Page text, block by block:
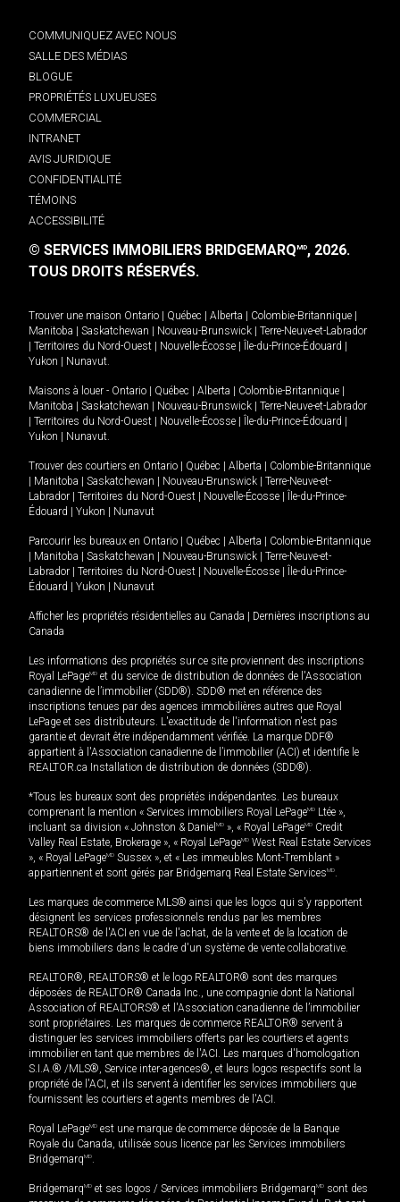
COMMUNIQUEZ AVEC NOUS
SALLE DES MÉDIAS
BLOGUE
PROPRIÉTÉS LUXUEUSES
COMMERCIAL
INTRANET
AVIS JURIDIQUE
CONFIDENTIALITÉ
TÉMOINS
ACCESSIBILITÉ
© SERVICES IMMOBILIERS BRIDGEMARQMD, 2026.
TOUS DROITS RÉSERVÉS.
Trouver une maison Ontario Québec Alberta Colombie-Britannique
Manitoba
Saskatchewan Nouveau-Brunswick
Terre-Neuve-et-Labrador
Territoires du Nord-Ouest Nouvelle-Écosse Île-du-Prince-Édouard
Yukon
Nunavut.
Maisons à louer - Ontario Québec Alberta Colombie-Britannique
Manitoba
Saskatchewan Nouveau-Brunswick
Terre-Neuve-et-Labrador
Territoires du Nord-Ouest Nouvelle-Écosse Île-du-Prince-Édouard
Yukon
Nunavut.
Trouver des courtiers en Ontario Québec Alberta
Colombie-Britannique
Manitoba Saskatchewan Nouveau-Brunswick
Terre-Neuve-et-
Labrador
Territoires du Nord-Ouest Nouvelle-Écosse
Île-du-Prince-
Édouard
Yukon Nunavut
Parcourir les bureaux en Ontario Québec Alberta
Colombie-Britannique
Manitoba Saskatchewan Nouveau-Brunswick
Terre-Neuve-et-
Labrador
Territoires du Nord-Ouest Nouvelle-Écosse
Île-du-Prince-
Édouard
Yukon Nunavut
Afficher les propriétés résidentielles au Canada
Dernières inscriptions au
Canada
Les informations des propriétés sur ce site proviennent des inscriptions
Royal LePageMD et du service de distribution de données de l'Association
canadienne de l’immobilier (SDD®). SDD® met en référence des
inscriptions tenues par des agences immobilières autres que Royal
LePage et ses distributeurs. L'exactitude de l'information n'est pas
garantie et devrait être indépendamment vérifiée. La marque DDF®
appartient à l'Association canadienne de l’immobilier (ACI) et identifie le
REALTOR.ca Installation de distribution de données (SDD®).
*Tous les bureaux sont des propriétés indépendantes. Les bureaux
comprenant la mention « Services immobiliers Royal LePageMD Ltée »,
incluant sa division « Johnston & Daniel MD », « Royal LePageMD Credit
Valley Real Estate, Brokerage », « Royal LePageMD West Real Estate Services
», « Royal LePageMD Sussex », et « Les immeubles Mont-Tremblant »
appartiennent et sont gérés par Bridgemarq Real Estate ServicesMD.
Les marques de commerce MLS® ainsi que les logos qui s'y rapportent
désignent les services professionnels rendus par les membres
REALTORS® de l'ACI en vue de l'achat, de la vente et de la location de
biens immobiliers dans le cadre d'un système de vente collaborative.
REALTOR®, REALTORS® et le logo REALTOR® sont des marques
déposées de REALTOR® Canada Inc., une compagnie dont la National
Association of REALTORS® et l'Association canadienne de l’immobilier
sont propriétaires. Les marques de commerce REALTOR® servent à
distinguer les services immobiliers offerts par les courtiers et agents
immobilier en tant que membres de l'ACI. Les marques d'homologation
S.I.A.® /MLS®, Service inter-agences®, et leurs logos respectifs sont la
propriété de l'ACI, et ils servent à identifier les services immobiliers que
fournissent les courtiers et agents membres de l'ACI.
Royal LePageMD est une marque de commerce déposée de la Banque
Royale du Canada, utilisée sous licence par les Services immobiliers
BridgemarqMD.
BridgemarqMD et ses logos / Services immobiliers BridgemarqMD sont des